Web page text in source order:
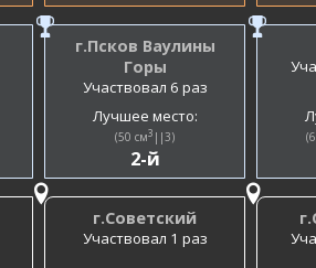
г.Псков Ваулины
Горы
Участвовал 6 раз
Лучшее место:
(50 см3 ||3)
2-й
г.Советский
Участвовал 1 раз